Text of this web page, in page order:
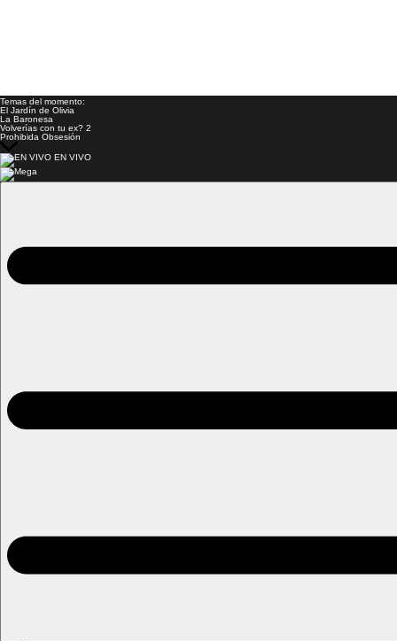
Temas del momento:
El Jardín de Olivia
La Baronesa
Volverías con tu ex? 2
Prohibida Obsesión
EN VIVO